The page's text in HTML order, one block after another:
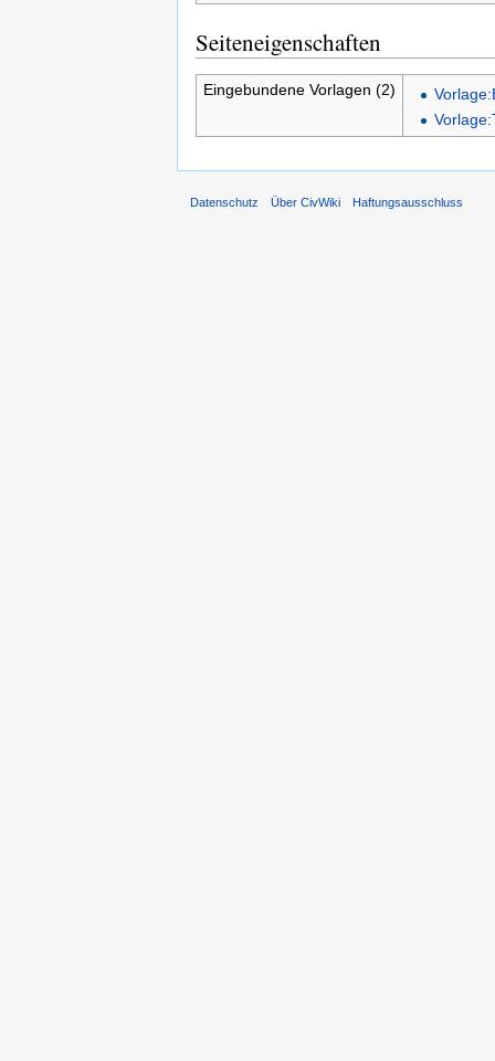
Seiteneigenschaften
Eingebundene Vorlagen (2)
Datenschutz Über CivWiki Haftungsausschluss